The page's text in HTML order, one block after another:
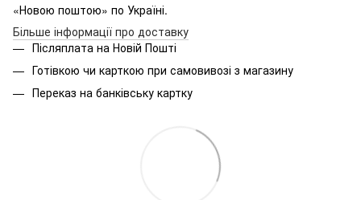
«Новою поштою» по Україні.
Більше інформації про доставку
Післяплата на Новій Пошті
Готівкою чи карткою при самовивозі з магазину
Переказ на банківську картку